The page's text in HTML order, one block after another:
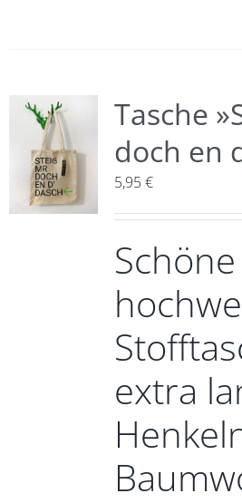
Tasche
doch en
5,95€
Schöne
extra